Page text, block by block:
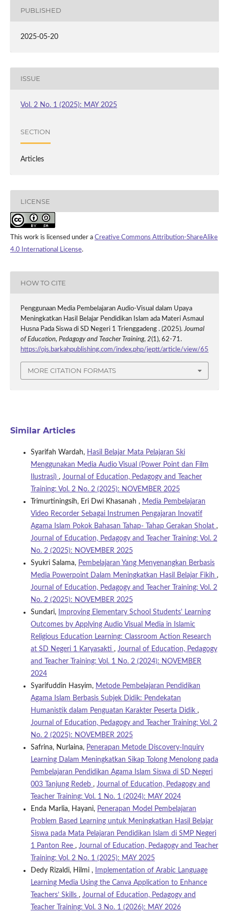
PUBLISHED
2025-05-20
ISSUE
Vol. 2 No. 1 (2025): MAY 2025
SECTION
Articles
LICENSE
This work is licensed under a Creative Commons Attribution-ShareAlike
4.0 International License.
HOW TO CITE
Penggunaan Media Pembelajaran Audio-Visual dalam Upaya
Meningkatkan Hasil Belajar Pendidikan Islam ada Materi Asmaul
Husna Pada Siswa di SD Negeri 1 Trienggadeng . (2025).Journal
of Education, Pedagogy and Teacher Training, 2(1), 62-71.
https://ojs.barkahpublishing.com/index.php/jeptt/article/view/65
MORE CITATION FORMATS
Similar Articles
Syarifah Wardah, Hasil Belajar Mata Pelajaran Ski
Menggunakan Media Audio Visual (Power Point dan Film
Ilustrasi) , Journal of Education, Pedagogy and Teacher
Training: Vol. 2 No. 2 (2025): NOVEMBER 2025
Trimurtiningsih, Eri Dwi Khasanah , Media Pembelajaran
Video Recorder Sebagai Instrumen Pengajaran Inovatif
Agama Islam Pokok Bahasan Tahap- Tahap Gerakan Sholat ,
Journal of Education, Pedagogy and Teacher Training: Vol. 2
No. 2 (2025): NOVEMBER 2025
Syukri Salama, Pembelajaran Yang Menyenangkan Berbasis
Media Powerpoint Dalam Meningkatkan Hasil Belajar Fikih ,
Journal of Education, Pedagogy and Teacher Training: Vol. 2
No. 2 (2025): NOVEMBER 2025
Sundari,
Improving Elementary School Students' Learning
Outcomes by Applying Audio Visual Media in Islamic
Religious Education Learning: Classroom Action Research
at SD Negeri 1 Karyasakti , Journal of Education, Pedagogy
and Teacher Training: Vol. 1 No. 2 (2024): NOVEMBER
2024
Syarifuddin Hasyim, Metode Pembelajaran Pendidikan
Agama Islam Berbasis Subjek Didik: Pendekatan
Humanistik dalam Penguatan Karakter Peserta Didik ,
Journal of Education, Pedagogy and Teacher Training: Vol. 2
No. 2 (2025): NOVEMBER 2025
Safrina, Nurlaina, Penerapan Metode Discovery-Inquiry
Learning Dalam Meningkatkan Sikap Tolong Menolong pada
Pembelajaran Pendidikan Agama Islam Siswa di SD Negeri
003 Tanjung Redeb , Journal of Education, Pedagogy and
Teacher Training: Vol. 1 No. 1 (2024): MAY 2024
Enda Marlia, Hayani, Penerapan Model Pembelajaran
Problem Based Learning untuk Meningkatkan Hasil Belajar
Siswa pada Mata Pelajaran Pendidikan Islam di SMP Negeri
1 Panton Ree , Journal of Education, Pedagogy and Teacher
Training: Vol. 2 No. 1 (2025): MAY 2025
Dedy Rizaldi, Hilmi ,
Implementation of Arabic Language
Learning Media Using the Canva Application to Enhance
Teachers’ Skills , Journal of Education, Pedagogy and
Teacher Training: Vol. 3 No. 1 (2026): MAY 2026